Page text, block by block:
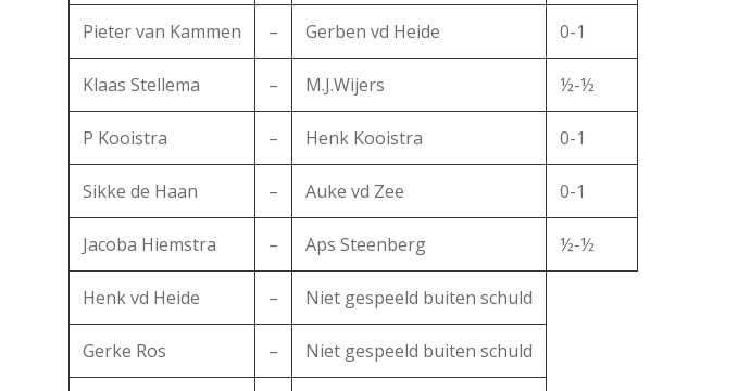
Pieter van Kammen – Gerben vd Heide 0-1
Klaas Stellema – M.J.Wijers ½-½
P Kooistra – Henk Kooistra 0-1
Sikke de Haan – Auke vd Zee 0-1
Jacoba Hiemstra – Aps Steenberg ½-½
Henk vd Heide – Niet gespeeld buiten schuld
Gerke Ros – Niet gespeeld buiten schuld